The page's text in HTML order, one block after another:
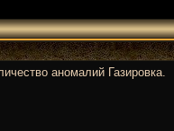
аномалий Газировка.